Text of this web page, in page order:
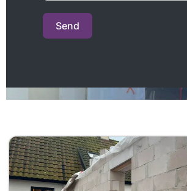
Send